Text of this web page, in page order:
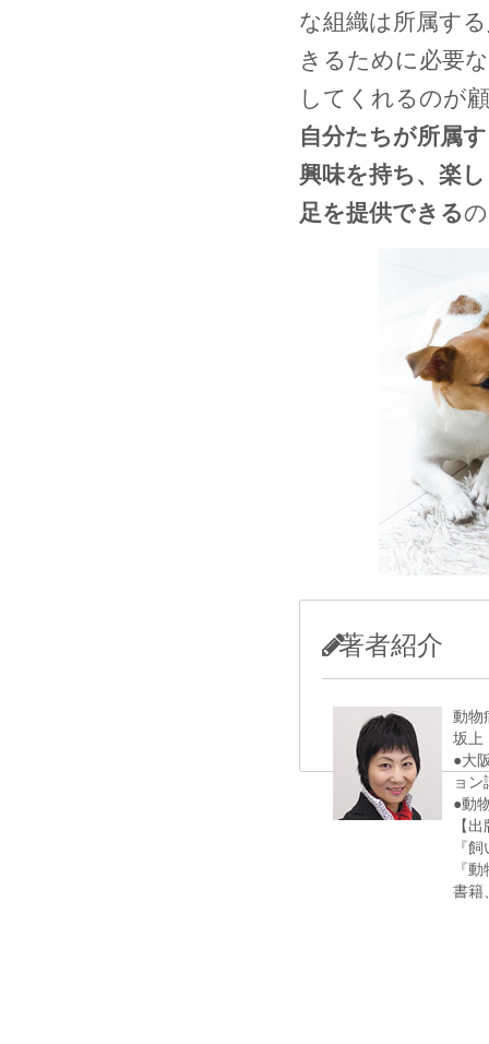
な組織は所属す
きるために必要
してくれるのが
自分たちが所属
興味を持ち、楽
足を提供できる
著者紹介
動物
坂
●大
ョン
●動
【
『
『
書籍